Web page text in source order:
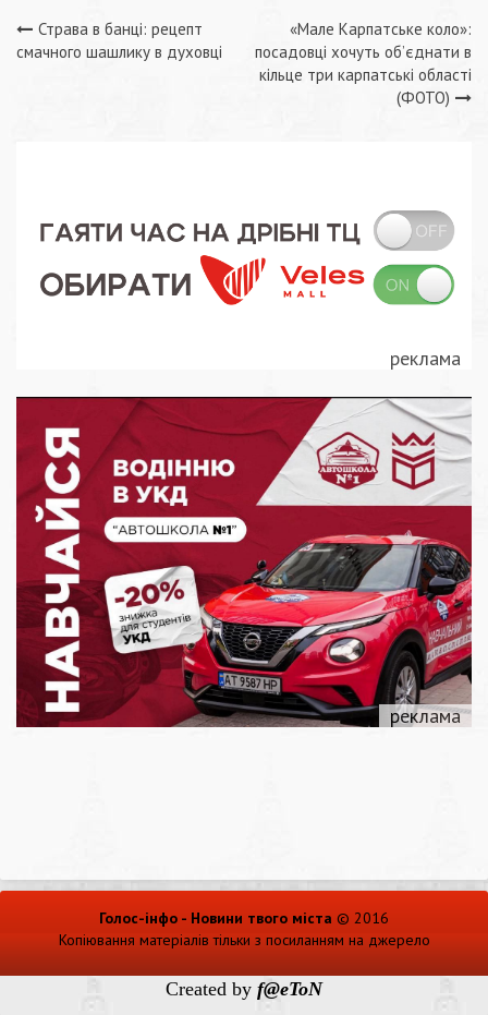
Навігація
Страва в банці: рецепт
смачного шашлику в духовці
«Мале Карпатське коло»:
посадовці хочуть об’єднати в
кільце три карпатські області
(ФОТО)
Голос-інфо - Новини твого міста © 2016
Копіювання матеріалів тільки з посиланням на джерело
Created by f@eToN